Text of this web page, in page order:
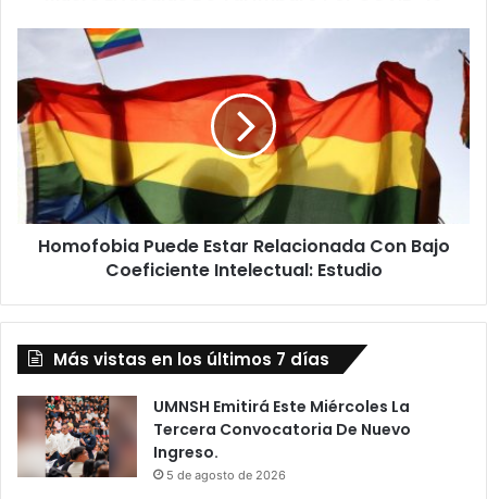
Homofobia
Estar
Relacionada
Con
Bajo
Coeficiente
Intelectual:
Estudio
Homofobia Puede Estar Relacionada Con Bajo
Coeficiente Intelectual: Estudio
Más vistas en los últimos 7 días
UMNSH Emitirá Este Miércoles La
Tercera Convocatoria De Nuevo
Ingreso.
5 de agosto de 2026